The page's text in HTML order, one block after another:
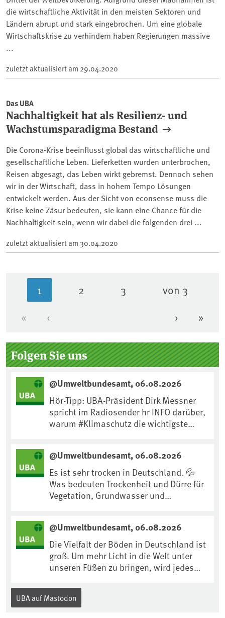
die wirtschaftliche Aktivität in den meisten Sektoren und
Ländern abrupt und stark eingebrochen. Um eine globale
Wirtschaftskrise zu verhindern haben Regierungen massive
...
zuletzt aktualisiert am 29.04.2020
Das UBA
Nachhaltigkeit hat als Resilienz- und
Wachstumsparadigma Bestand
Die Corona-Krise beeinflusst global das wirtschaftliche und
gesellschaftliche Leben. Lieferketten wurden unterbrochen,
Reisen abgesagt, das Leben wirkt gebremst. Dennoch sehen
wir in der Wirtschaft, dass in hohem Tempo Lösungen
entwickelt werden. Aus der Sicht von econsense muss die
Krise keine Zäsur bedeuten, sie kann eine Chance für die
Nachhaltigkeit sein, wenn wir dabei die folgenden drei ...
zuletzt aktualisiert am 30.04.2020
Erste Seite
« Vorherige Seite
‹
Aktuelle Seite
1 Seite
2 Seite
3 von 3
Nächste
› »
Seitenleiste
Folgen Sie uns
@Umweltbundesamt, 06.08.2026
Hör-Tipp: UBA-Präsident Dirk Messner
spricht im Radiosender hr INFO darüber,
warum #Klimaschutz die wichtigste
https://www.ardsounds.de/episode/urn
:ard:episode:0e7cf1c4b819c26d/
@Umweltbundesamt, 06.08.2026
Es ist sehr trocken in Deutschland. 💦
Was bedeuten Trockenheit und Dürre für
Vegetation, Grundwasser und
anpassen?🤔Antworten auf diese und
weitere Fragen auf unserer Webseite:
www.uba.de/trockenheit #Trockenheit
#Klimawandel
@Umweltbundesamt, 06.08.2026
Die Vielfalt der Böden in Deutschland ist
groß. Um mehr Licht in die Welt unter
unseren Füßen zu bringen, wird jedes
Internationalen Tag des Bodens, der
„Boden des Jahres“ vorgestellt. Das UBA
UBA auf Mastodon